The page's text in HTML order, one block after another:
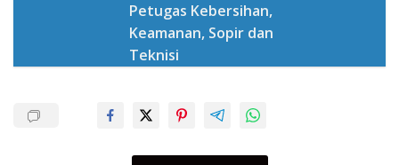
Petugas Kebersihan,
Keamanan, Sopir dan
Teknisi